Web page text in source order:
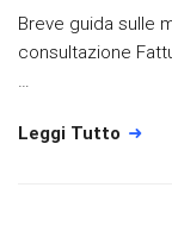
Breve guida sulle
consultazione
Leggi Tutto